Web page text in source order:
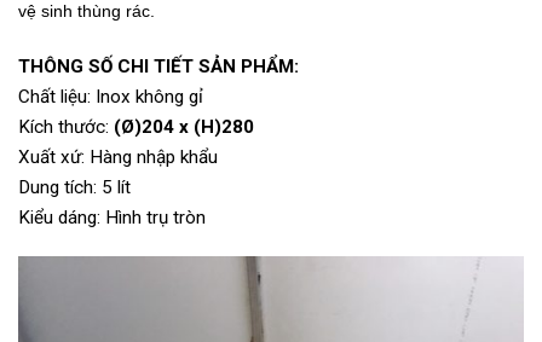
vệ sinh thùng rác.
THÔNG SỐ CHI TIẾT SẢN PHẨM:
Chất liệu: Inox không gỉ
Kích thước: (Ø)204 x (H)280
Xuất xứ: Hàng nhập khẩu
Dung tích: 5 lít
Kiểu dáng: Hình trụ tròn